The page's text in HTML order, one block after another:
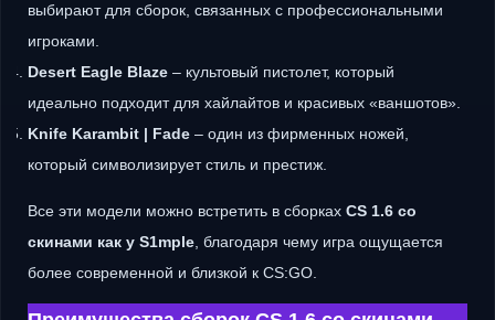
выбирают для сборок, связанных с профессиональными
игроками.
Desert Eagle Blaze – культовый пистолет, который
идеально подходит для хайлайтов и красивых «ваншотов».
Knife Karambit | Fade – один из фирменных ножей,
который символизирует стиль и престиж.
Все эти модели можно встретить в сборках CS 1.6 со
скинами как у S1mple , благодаря чему игра ощущается
более современной и близкой к CS:GO.